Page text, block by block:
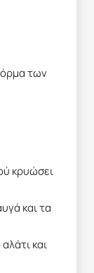
των
κρυώσει
και τα
και